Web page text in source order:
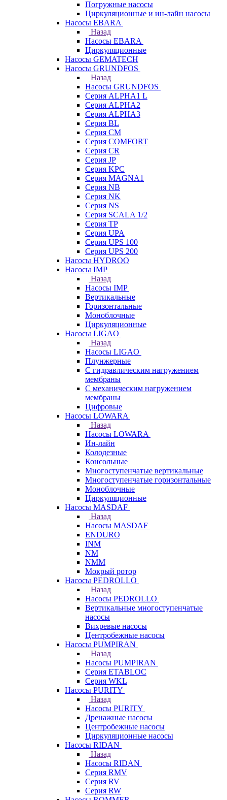
Погружные насосы
Циркуляционные и ин-лайн насосы
Насосы EBARA
Назад
Насосы EBARA
Циркуляционные
Насосы GEMATECH
Насосы GRUNDFOS
Назад
Насосы GRUNDFOS
Серия ALPHA1 L
Серия ALPHA2
Серия ALPHA3
Серия BL
Серия CM
Серия COMFORT
Серия CR
Серия JP
Серия KPC
Серия MAGNA1
Серия NB
Серия NK
Серия NS
Серия SCALA 1/2
Серия TP
Серия UPA
Серия UPS 100
Серия UPS 200
Насосы HYDROO
Насосы IMP
Назад
Насосы IMP
Вертикальные
Горизонтальные
Моноблочные
Циркуляционные
Насосы LIGAO
Назад
Насосы LIGAO
Плунжерные
С гидравлическим нагружением
мембраны
С механическим нагружением
мембраны
Цифровые
Насосы LOWARA
Назад
Насосы LOWARA
Ин-лайн
Колодезные
Консольные
Многоступенчатые вертикальные
Многоступенчатые горизонтальные
Моноблочные
Циркуляционные
Насосы MASDAF
Назад
Насосы MASDAF
ENDURO
INM
NM
NMM
Мокрый ротор
Насосы PEDROLLO
Назад
Насосы PEDROLLO
Вертикальные многоступенчатые
насосы
Вихревые насосы
Центробежные насосы
Насосы PUMPIRAN
Назад
Насосы PUMPIRAN
Серия ETABLOC
Серия WKL
Насосы PURITY
Назад
Насосы PURITY
Дренажные насосы
Центробежные насосы
Циркуляционные насосы
Насосы RIDAN
Назад
Насосы RIDAN
Серия RMV
Серия RV
Серия RW